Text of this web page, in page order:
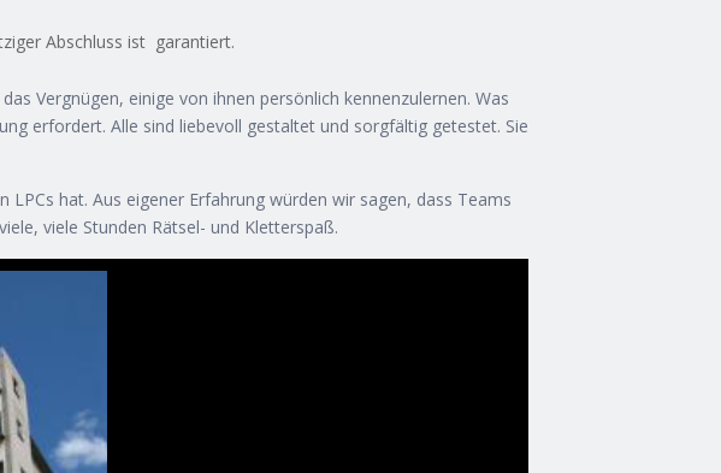
Abschluss ist garantiert.
Vergnügen, einige von ihnen persönlich kennenzulernen. Was
erfordert. Alle sind liebevoll gestaltet und sorgfältig getestet. Sie
hat. Aus eigener Erfahrung würden wir sagen, dass Teams
viele Stunden Rätsel- und Kletterspaß.